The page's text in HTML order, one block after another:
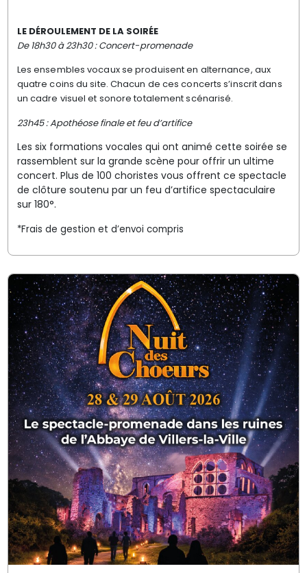
LE DÉROULEMENT DE LA SOIRÉE
De 18h30 à 23h30 :Concert-promenade
Les ensembles vocaux se produisent en alternance, aux
quatre coins du site. Chacun de ces concerts s’inscrit dans
un cadre visuel et sonore totalement scénarisé.
23h45 : Apothéose finale et feu d’artifice
Les six formations vocales qui ont animé cette soirée se
rassemblent sur la grande scène pour offrir un ultime
concert. Plus de 100 choristes vous offrent ce spectacle
de clôture soutenu par un feu d’artifice spectaculaire
sur 180°.
*Frais de gestion et d’envoi compris